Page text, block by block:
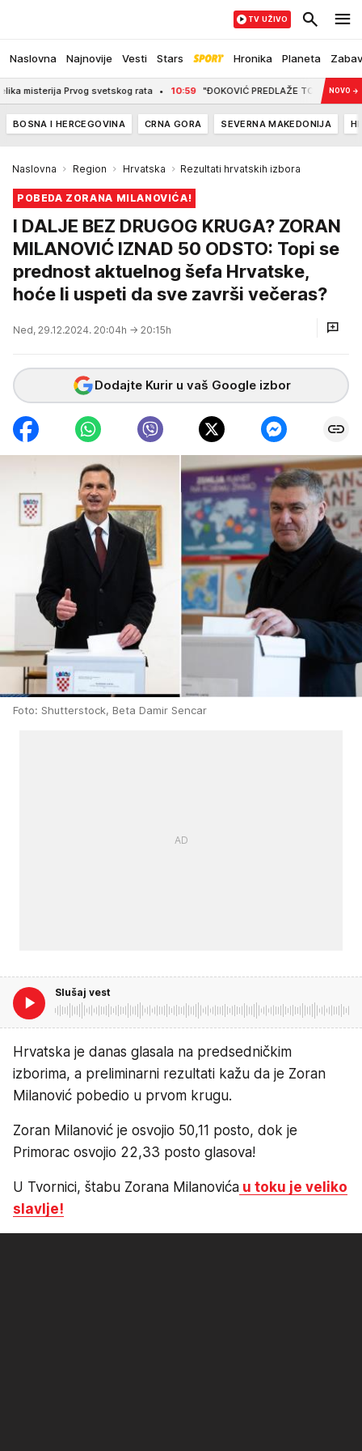
Naslovna Najnovije Vesti Stars Hronika Planeta
TV UŽIVO
Prvog svetskog rata 10:59 "ĐOKOVIĆ PREDLAŽE TO? NOVO →
BOSNA I HERCEGOVINA CRNA GORA SEVERNA MAKEDONIJA
Naslovna Region Hrvatska Rezultati hrvatskih izbora
POBEDA ZORANA MILANOVIĆA!
I DALJE BEZ DRUGOG KRUGA? ZORAN
MILANOVIĆ IZNAD 50 ODSTO: Topi se
prednost aktuelnog šefa Hrvatske,
hoće li uspeti da sve završi večeras?
Ned, 29.12.2024. 20:04h → 20:15h
Dodajte Kurir u vaš Google izbor
Foto: Shutterstock, Beta Damir Sencar
Slušaj vest
Hrvatska je danas glasala na predsedničkim
izborima, a preliminarni rezultati kažu da je Zoran
Milanović pobedio u prvom krugu.
Zoran Milanović je osvojio 50,11 posto, dok je
Primorac osvojio 22,33 posto glasova!
U Tvornici, štabu Zorana Milanovića u toku je veliko
slavlje!